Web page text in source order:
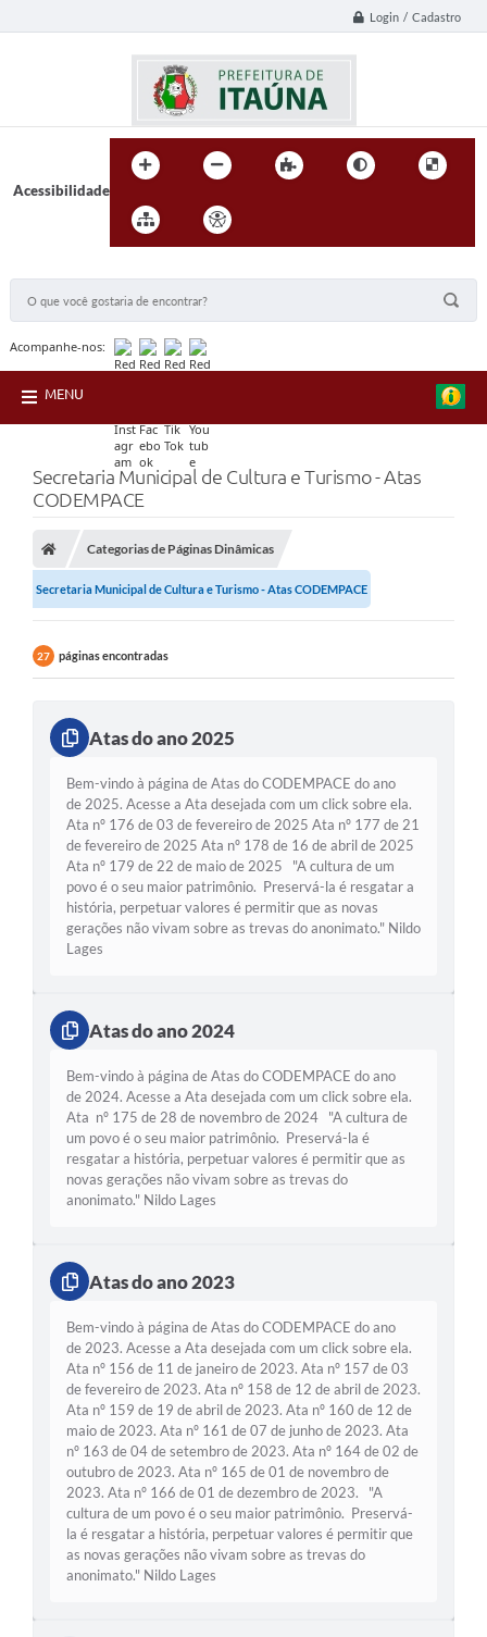
Login / Cadastro
Acessibilidade
Acompanhe-nos:
MENU
Secretaria Municipal de Cultura e Turismo - Atas
CODEMPACE
Categorias de Páginas Dinâmicas
Secretaria Municipal de Cultura e Turismo - Atas CODEMPACE
27 páginas encontradas
Atas do ano 2025
Bem-vindo à página de Atas do CODEMPACE do ano
de 2025. Acesse a Ata desejada com um click sobre ela.
Ata nº 176 de 03 de fevereiro de 2025 Ata nº 177 de 21
de fevereiro de 2025 Ata nº 178 de 16 de abril de 2025
Ata nº 179 de 22 de maio de 2025 "A cultura de um
povo é o seu maior patrimônio. Preservá-la é resgatar a
história, perpetuar valores é permitir que as novas
gerações não vivam sobre as trevas do anonimato." Nildo
Lages
Atas do ano 2024
Bem-vindo à página de Atas do CODEMPACE do ano
de 2024. Acesse a Ata desejada com um click sobre ela.
Ata nº 175 de 28 de novembro de 2024 "A cultura de
um povo é o seu maior patrimônio. Preservá-la é
resgatar a história, perpetuar valores é permitir que as
novas gerações não vivam sobre as trevas do
anonimato." Nildo Lages
Atas do ano 2023
Bem-vindo à página de Atas do CODEMPACE do ano
de 2023. Acesse a Ata desejada com um click sobre ela.
Ata nº 156 de 11 de janeiro de 2023. Ata nº 157 de 03
de fevereiro de 2023. Ata nº 158 de 12 de abril de 2023.
Ata nº 159 de 19 de abril de 2023. Ata nº 160 de 12 de
maio de 2023. Ata nº 161 de 07 de junho de 2023. Ata
nº 163 de 04 de setembro de 2023. Ata nº 164 de 02 de
outubro de 2023. Ata nº 165 de 01 de novembro de
2023. Ata nº 166 de 01 de dezembro de 2023. "A
cultura de um povo é o seu maior patrimônio. Preservá-
la é resgatar a história, perpetuar valores é permitir que
as novas gerações não vivam sobre as trevas do
anonimato." Nildo Lages